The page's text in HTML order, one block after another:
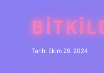
Tarih: Ekim 29, 2024